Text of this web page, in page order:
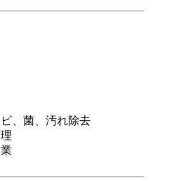
、菌、汚れ除去